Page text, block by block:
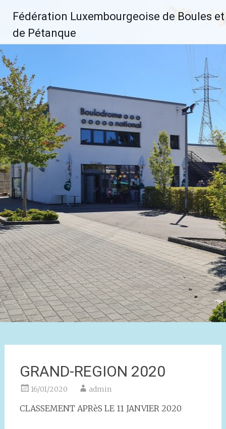
contenu
principal
Fédération Luxembourgeoise de Boules et
de Pétanque
GRAND-REGION 2020
16/01/2020 admin
CLASSEMENT APRèS LE 11 JANVIER 2020